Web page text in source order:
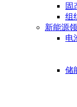
固
组
新能源
电
储